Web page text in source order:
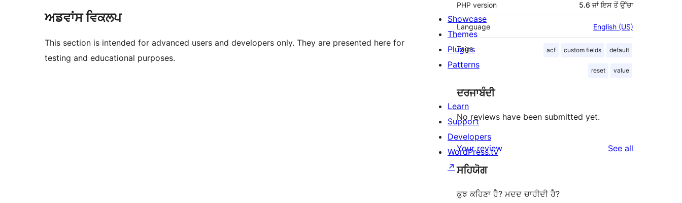
ਅਡਵਾਂਸ ਵਿਕਲਪ
This section is intended for advanced users and developers only. They are presented here for
testing and educational purposes.
PHP version 5.6 ਜਾਂ ਇਸ ਤੋਂ ਉੱਚਾ
Language English (US)
Tags acf custom fields default
reset value
ਦਰਜਾਬੰਦੀ
No reviews have been submitted yet.
Your review See all
ਸਹਿਯੋਗ
ਕੁਝ ਕਹਿਣਾ ਹੈ? ਮਦਦ ਚਾਹੀਦੀ ਹੈ?
Showcase
Themes
Plugins
Patterns
Learn
Support
Developers
WordPress.tv
↗